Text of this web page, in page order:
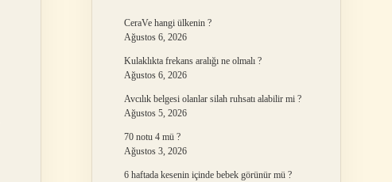
CeraVe hangi ülkenin ?
Ağustos 6, 2026
Kulaklıkta frekans aralığı ne olmalı ?
Ağustos 6, 2026
Avcılık belgesi olanlar silah ruhsatı alabilir mi ?
Ağustos 5, 2026
70 notu 4 mü ?
Ağustos 3, 2026
6 haftada kesenin içinde bebek görünür mü ?